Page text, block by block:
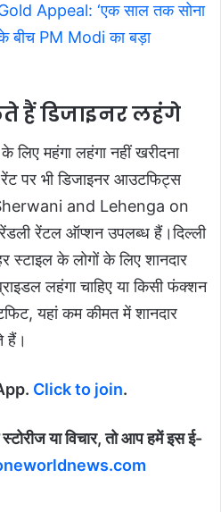
Appeal: ‘एक साल तक सोना
के बीच PM Modi का बड़ा
हैं डिजाइनर लहंगे
महंगा लहंगा नहीं खरीदना
पर भी डिजाइनर आउटफिट्स
and Lehenga on
रेंटल ऑप्शन उपलब्ध हैं।दिल्ली
स्टाइल के लोगों के लिए शानदार
लहंगा चाहिए या किसी फंक्शन
यहां कम कीमत में शानदार
हैं।
Click to join.
या विचार, तो आप हमें इस ई-